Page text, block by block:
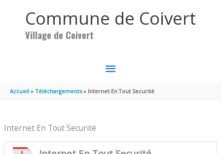
Commune de Coivert
Village de Coivert
MENU
PRINCIPAL
Accueil Téléchargements Internet En Tout Securité
Internet En Tout Securité